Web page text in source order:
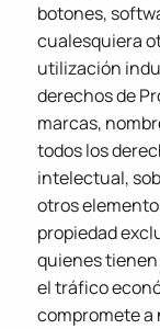
botones,
cualesquiera
utilización
derechos de
marcas,
todos los
intelectual,
otros
propiedad
quienes
el tráfico
compromete a